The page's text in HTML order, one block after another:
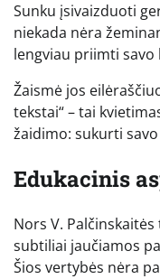
Sunku įsivaizduoti
niekada nėra
lengviau priimti savo
Žaismė jos
tekstai“ – tai
žaidimo: sukurti
Edukacinis
Nors V.
subtiliai jaučiamos
Šios vertybės nėra